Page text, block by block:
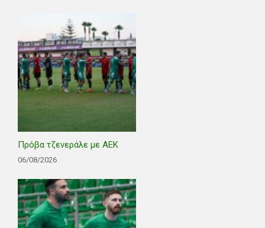
Πρόβα τζενεράλε με ΑΕΚ
06/08/2026